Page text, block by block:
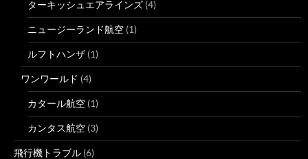
ターキッシュエアラインズ (4)
ニュージーランド航空 (1)
ルフトハンザ (1)
ワンワールド (4)
カタール航空 (1)
カンタス航空 (3)
飛行機トラブル (6)